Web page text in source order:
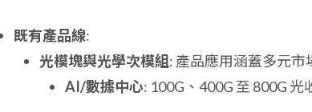
既有產品線:
光模塊與光學次模組 : 產品應用涵蓋多元市
AI/數據中心: 100G、400G 至 800G 光